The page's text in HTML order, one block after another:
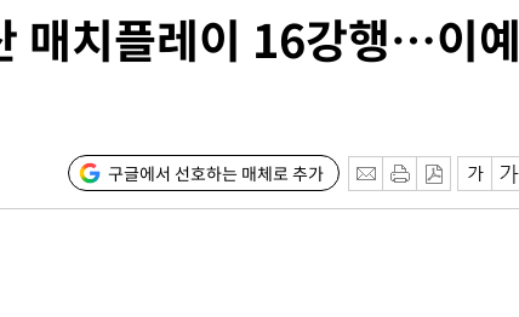
매치플레이 16강행…이예
구글에서 선호하는 매체로 추가